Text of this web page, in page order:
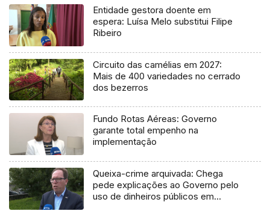
Entidade gestora doente em
espera: Luísa Melo substitui Filipe
Ribeiro
Circuito das camélias em 2027:
Mais de 400 variedades no cerrado
dos bezerros
Fundo Rotas Aéreas: Governo
garante total empenho na
implementação
Queixa-crime arquivada: Chega
pede explicações ao Governo pelo
uso de dinheiros públicos em